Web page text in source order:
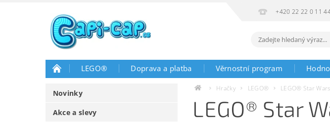
+420 22 22 0 11
LEGO® Doprava a platba Věrnostní program
Novinky
Akce a slevy
Hračky LEGO® LEGO® Star
LEGO® Star